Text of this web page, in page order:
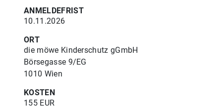
ANMELDEFRIST
10.11.2026
ORT
die möwe Kinderschutz gGmbH
Börsegasse 9/EG
1010 Wien
KOSTEN
155 EUR